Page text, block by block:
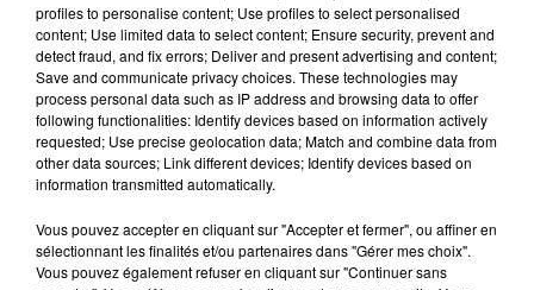
10h54
Royan : elle tente d’écraser son
ex-conjoint et dit regretter...
9h45
Cambriolages : plus de 18 000
logements visités en juillet 2026,
profiles to personalise content; Use profiles to select personalised
content; Use limited data to select content; Ensure security, prevent and
detect fraud, and fix errors; Deliver and present advertising and content;
Save and communicate privacy choices. These technologies may
process personal data such as IP address and browsing data to offer
following functionalities: Identify devices based on information actively
requested; Use precise geolocation data; Match and combine data from
other data sources; Link different devices; Identify devices based on
information transmitted automatically.
Vous pouvez accepter en cliquant sur "Accepter et fermer", ou affiner en
sélectionnant les finalités et/ou partenaires dans "Gérer mes choix".
Vous pouvez également refuser en cliquant sur "Continuer sans